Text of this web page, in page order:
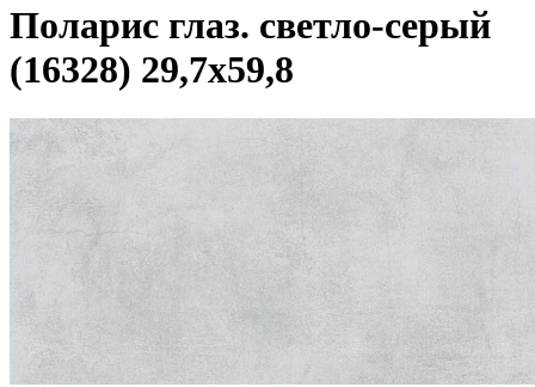
Поларис глаз. светло-серый
(16328) 29,7x59,8